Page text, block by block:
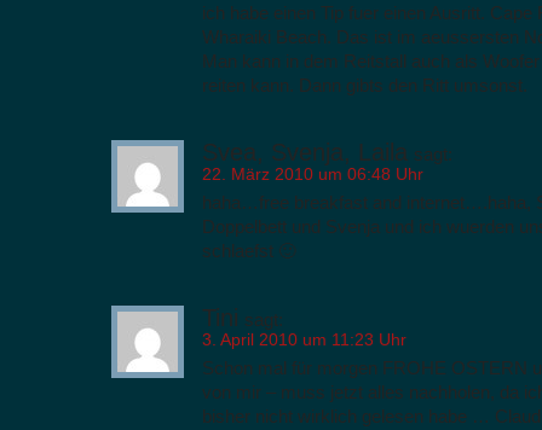
ich habe einen Tip fuer einen Ausritt.
Wharaiki Beach. Das ist im aeussersten
Man kann in dem Reitstall auch als
reiten kann. Dann gibts den Ritt umsonst.
Svea, Svenja, Laila sagt:
22. März 2010 um 06:48 Uhr
haha…free breakfast and internet….haha,
Doppelbett und Svenja und ich wuerden
schlaefst 🙂
Tini sagt:
3. April 2010 um 11:23 Uhr
Schon mal für morgen FROHE OSTERN
von mir – muss jetzt alles nachholen, da
bisher nicht wirklich gelesen habe …